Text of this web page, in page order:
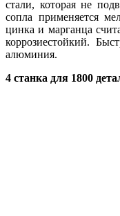
стали, которая не
сопла применяется
цинка и марганца
коррозиестойкий.
алюминия.
4 станка для 1800